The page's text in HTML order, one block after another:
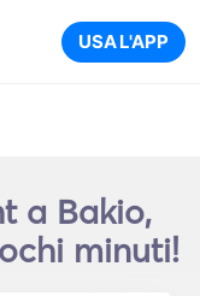
USA L'APP
a Bakio,
minuti!